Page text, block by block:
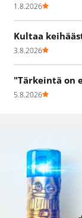
1.8.2026
Kultaa
3.8.2026
"Tärkeintä on
5.8.2026